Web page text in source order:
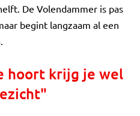
De Volendammer is pas
begint langzaam al een
hoort krijg je wel